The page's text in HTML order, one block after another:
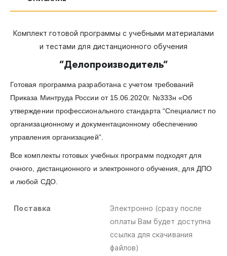
Комплект готовой программы с учебными материалами
и тестами для дистанционного обучения
”Делопроизводитель”
Готовая программа разработана с учетом требований
Приказа Минтруда России от 15.06.2020г. №333н «Об
утверждении профессионального стандарта “Специалист по
организационному и документационному обеспечению
управления организацией”.
Все комплекты готовых учебных программ подходят для
очного, дистанционного и электронного обучения, для ДПО
и любой СДО.
Поставка
Электронно (сразу после
оплаты Вам будет доступна
ссылка для скачивания
файлов)